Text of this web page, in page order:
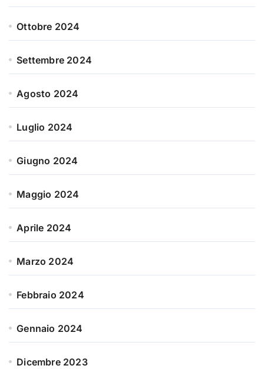
Ottobre 2024
Settembre 2024
Agosto 2024
Luglio 2024
Giugno 2024
Maggio 2024
Aprile 2024
Marzo 2024
Febbraio 2024
Gennaio 2024
Dicembre 2023